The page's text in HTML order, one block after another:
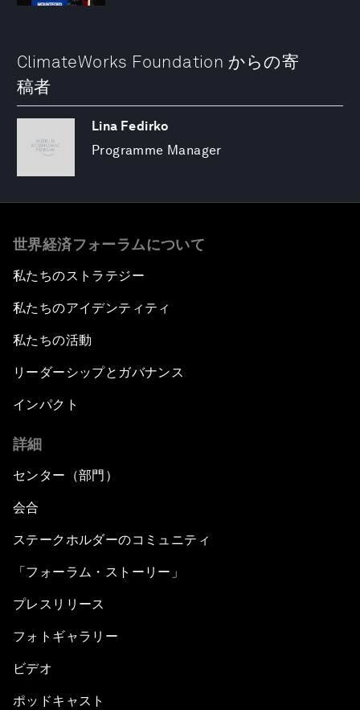
ClimateWorks Foundation からの寄
稿者
Lina Fedirko
Programme Manager
世界経済フォーラムについて
私たちのストラテジー
私たちのアイデンティティ
私たちの活動
リーダーシップとガバナンス
インパクト
詳細
センター（部門）
会合
ステークホルダーのコミュニティ
「フォーラム・ストーリー」
プレスリリース
フォトギャラリー
ビデオ
ポッドキャスト